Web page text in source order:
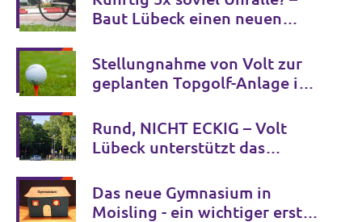
Baut Lübeck einen neuen
Stellungnahme von Volt zur
geplanten Topgolf-Anlage in
Rund, NICHT ECKIG – Volt
Lübeck unterstützt das
Mühlentorteller
Das neue Gymnasium in
Moisling - ein wichtiger erster